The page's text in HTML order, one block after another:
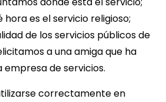
hora es el servicio religioso;
de los servicios públicos de
a una amiga que ha
de servicios.
correctamente en